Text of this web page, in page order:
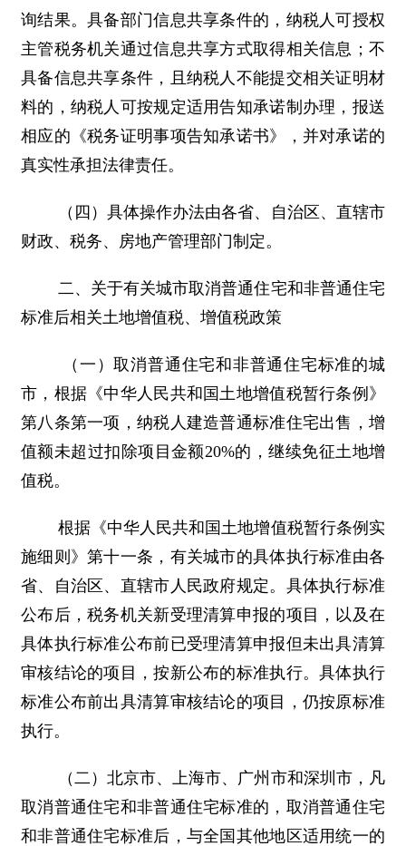
询结果。具备部门信息共享条件的，纳税人可授权
主管税务机关通过信息共享方式取得相关信息；不
具备信息共享条件，且纳税人不能提交相关证明材
料的，纳税人可按规定适用告知承诺制办理，报送
相应的《税务证明事项告知承诺书》，并对承诺的
真实性承担法律责任。
（四）具体操作办法由各省、自治区、直辖市
财政、税务、房地产管理部门制定。
二、关于有关城市取消普通住宅和非普通住宅
标准后相关土地增值税、增值税政策
（一）取消普通住宅和非普通住宅标准的城
市，根据《中华人民共和国土地增值税暂行条例》
第八条第一项，纳税人建造普通标准住宅出售，增
值额未超过扣除项目金额20%的，继续免征土地增
值税。
根据《中华人民共和国土地增值税暂行条例实
施细则》第十一条，有关城市的具体执行标准由各
省、自治区、直辖市人民政府规定。具体执行标准
公布后，税务机关新受理清算申报的项目，以及在
具体执行标准公布前已受理清算申报但未出具清算
审核结论的项目，按新公布的标准执行。具体执行
标准公布前出具清算审核结论的项目，仍按原标准
执行。
（二）北京市、上海市、广州市和深圳市，凡
取消普通住宅和非普通住宅标准的，取消普通住宅
和非普通住宅标准后，与全国其他地区适用统一的